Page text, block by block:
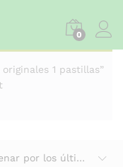
0
1 pastillas”
Ordenar por los últimos